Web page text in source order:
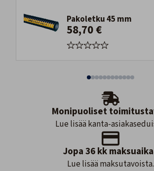
Pakoletku 45 mm
58,70 €
Monipuoliset
Lue lisää kanta-
Jopa 36 kk
Lue lisää maksutavoista.